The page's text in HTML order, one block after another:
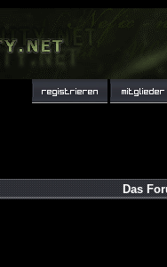
Das